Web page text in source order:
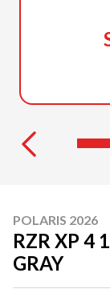
POLARIS 2026
RZR XP 4
GRAY